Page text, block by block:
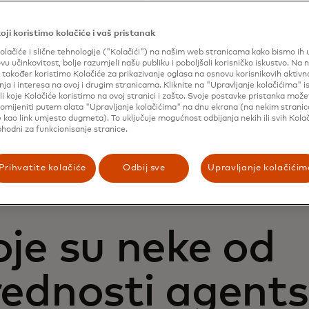
trgovina je novi oblik online i mobilne kupovine, u
"zatvara petlju" ili obavlja zadatke za korisnika - kao
opcija i obavljanje kupovine - uz ograničen ili
korisnika.
dok razgovarate u generativnoj AI aplikaciji, možete
mi direktan let za London za manje od 600 dolara
a agent će pregledati aviokompanije, obližnje
u programu vjernosti i nagrade platnim karticama kako
opciju, kupio je, a zatim je podijelio s vama.
su neke od
koristimo kolačiće i vaš pristanak
i slične tehnologije ("Kolačići") na našim web stranicama kako bismo ih
učinkovitost, bolje razumjeli našu publiku i poboljšali korisničko iskustvo. Na
koristimo Kolačiće za prikazivanje oglasa na osnovu korisnikovih
i interesa na ovoj i drugim stranicama. Kliknite na "Upravljanje kolačićima"
koje Kolačiće koristimo na ovoj stranici i zašto. Svoje postavke pristanka
putem alata "Upravljanje kolačićima" na dnu ekrana (na nekim
kao link umjesto dugmeta). To uključuje mogućnost odbijanja nekih ili svih
za funkcionisanje stranice.
Prihvatite kolačiće Odbij sve Upravljanje